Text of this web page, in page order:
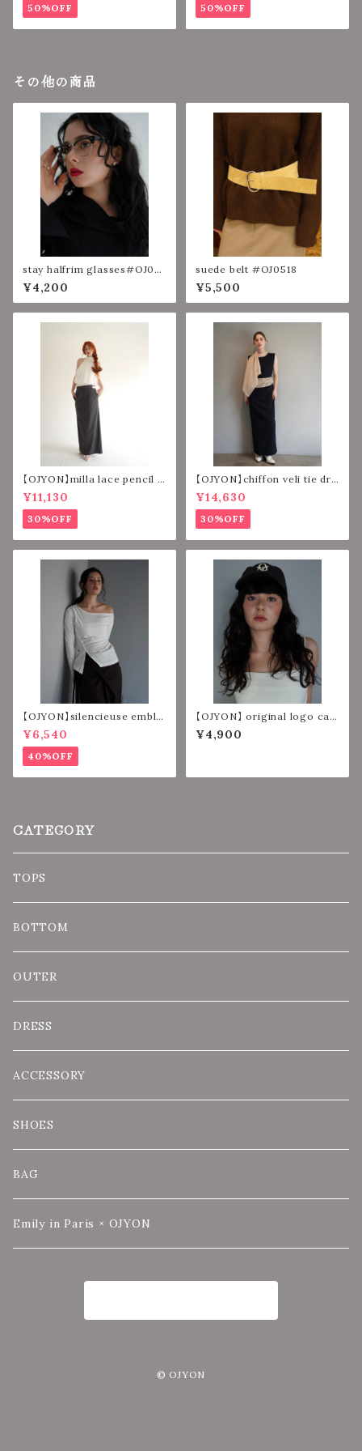
50%OFF 50%OFF
その他の商品
stay halfrim glasses#OJ05
68
¥4,200
suede belt #OJ0518
¥5,500
【OJYON】milla lace pencil l
ong skirt 【GRAY】
¥11,130
30%OFF
【OJYON】chiffon veli tie dre
ss 【NAVY】
¥14,630
30%OFF
【OJYON】silencieuse emble
m tops【WHITE】
¥6,540
40%OFF
【OJYON】 original logo cap
【VINTAGE BLACK】
¥4,900
CATEGORY
TOPS
BOTTOM
OUTER
DRESS
ACCESSORY
SHOES
BAG
Emily in Paris × OJYON
© OJYON